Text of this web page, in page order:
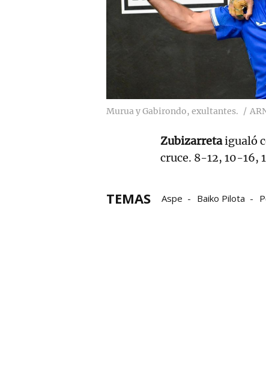
Murua y Gabirondo, exultantes.
Zubizarretaigualó
cruce. 8-12, 10-16,
TEMAS Aspe Baiko Pilota